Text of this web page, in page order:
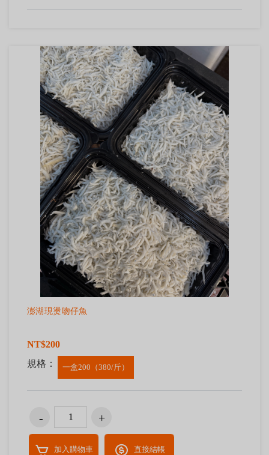
澎湖現燙吻仔魚
NT$200
規格：
一盒200（380/斤）
加入購物車 直接結帳